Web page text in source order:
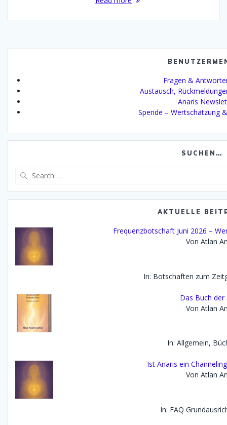
Fragen &
Austausch,
Anaris
Spende – Wertschätzung
SUCHEN…
AKTUELLE
Frequenzbotschaft Juni 2026 –
Von Atlan
In: Botschaften zum
Das Buch
Von Atlan
In: Allgemein,
Ist Anaris ein
Von Atlan
In: FAQ